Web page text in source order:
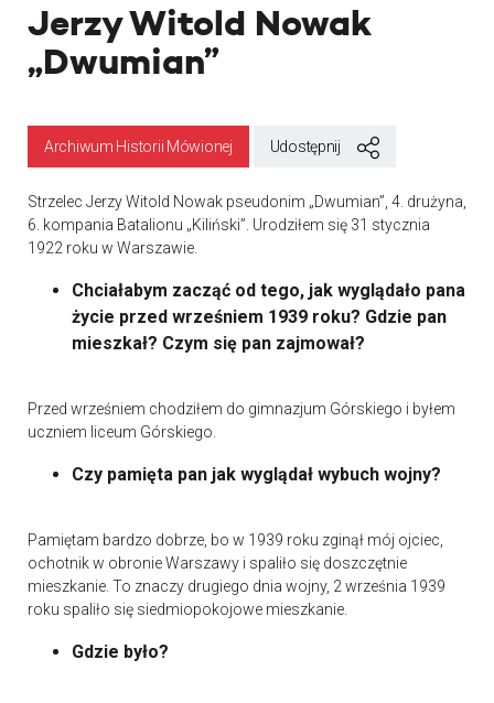
Jerzy Witold Nowak
„Dwumian”
Archiwum Historii Mówionej Udostępnij
Strzelec Jerzy Witold Nowak pseudonim „Dwumian”, 4. drużyna,
6. kompania Batalionu „Kiliński”. Urodziłem się 31 stycznia
1922 roku w Warszawie.
Chciałabym zacząć od tego, jak wyglądało pana
życie przed wrześniem 1939 roku? Gdzie pan
mieszkał? Czym się pan zajmował?
Przed wrześniem chodziłem do gimnazjum Górskiego i byłem
uczniem liceum Górskiego.
Czy pamięta pan jak wyglądał wybuch wojny?
Pamiętam bardzo dobrze, bo w 1939 roku zginął mój ojciec,
ochotnik w obronie Warszawy i spaliło się doszczętnie
mieszkanie. To znaczy drugiego dnia wojny, 2 września 1939
roku spaliło się siedmiopokojowe mieszkanie.
Gdzie było?